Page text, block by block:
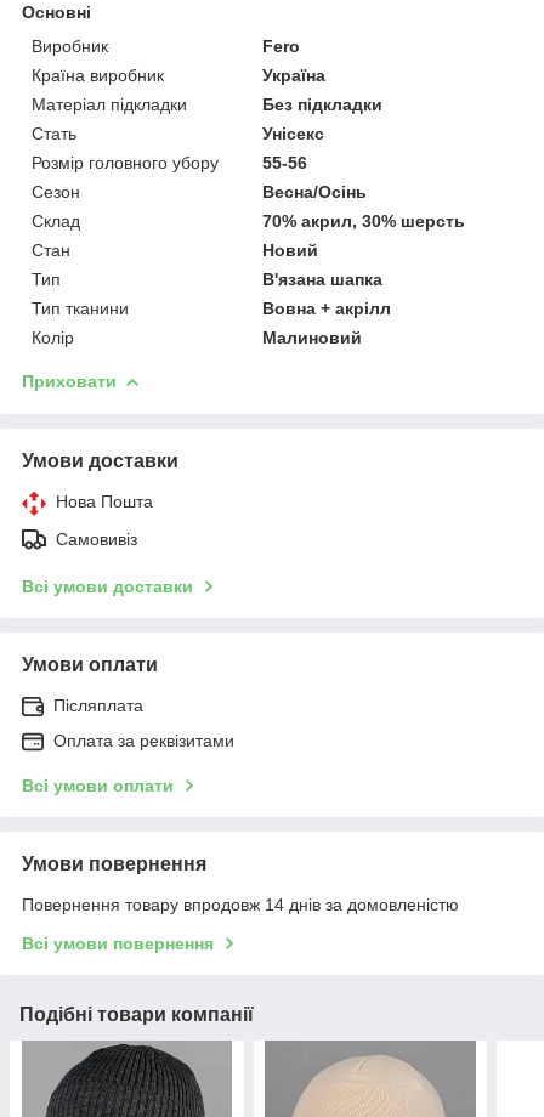
Основні
Виробник
Fero
Країна виробник
Україна
Матеріал підкладки
Без підкладки
Стать
Унісекс
Розмір головного убору
55-56
Сезон
Весна/Осінь
Склад
70% акрил, 30% шерсть
Стан
Новий
Тип
В'язана шапка
Тип тканини
Вовна + акрілл
Колір
Малиновий
Приховати
Умови доставки
Нова Пошта
Самовивіз
Всі умови доставки
Умови оплати
Післяплата
Оплата за реквізитами
Всі умови оплати
Умови повернення
Повернення товару впродовж 14 днів за домовленістю
Всі умови повернення
Подібні товари компанії